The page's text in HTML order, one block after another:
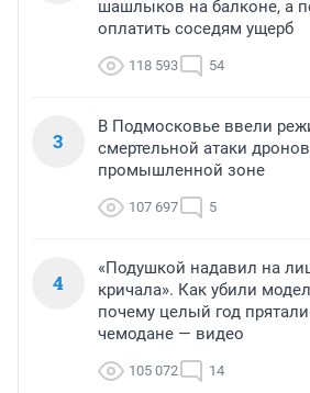
шашлыков на балконе, а
оплатить соседям ущерб
118 593 54
3
В Подмосковье ввели
смертельной атаки
промышленной зоне
107 697 5
4
«Подушкой надавил на
кричала». Как убили
почему целый год
чемодане — видео
105 072 14